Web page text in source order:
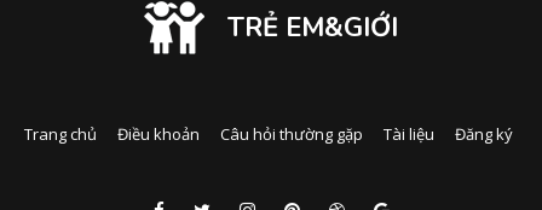
TRẺ EM&GIỚI
Trang chủ Điều khoản Câu hỏi thường gặp Tài liệu Đăng ký